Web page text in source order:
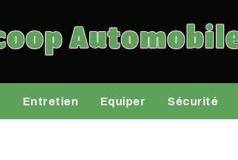
Entretien Equiper Sécurité